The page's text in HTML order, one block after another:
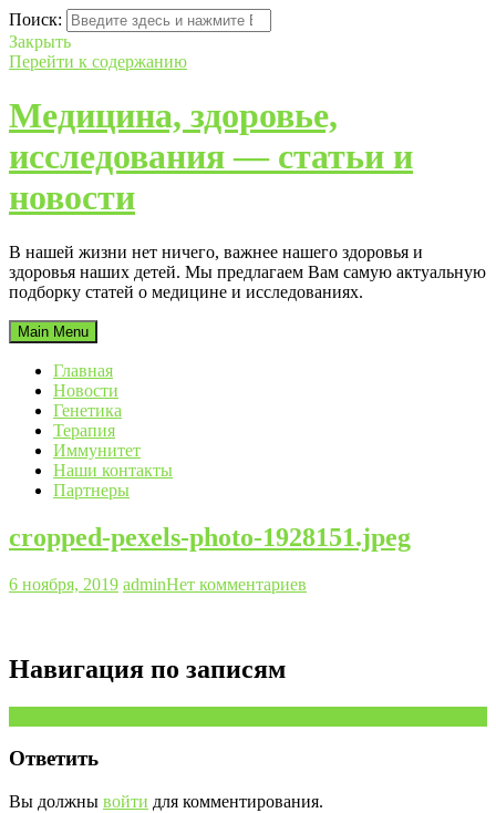
Поиск:
Закрыть
Перейти к содержанию
Медицина, здоровье,
исследования — статьи и
новости
В нашей жизни нет ничего, важнее нашего здоровья и
здоровья наших детей. Мы предлагаем Вам самую актуальную
подборку статей о медицине и исследованиях.
Main Menu
Главная
Новости
Генетика
Терапия
Иммунитет
Наши контакты
Партнеры
cropped-pexels-photo-1928151.jpeg
6 ноября, 2019 adminНет комментариев
Навигация по записям
Ответить
Вы должны войти для комментирования.